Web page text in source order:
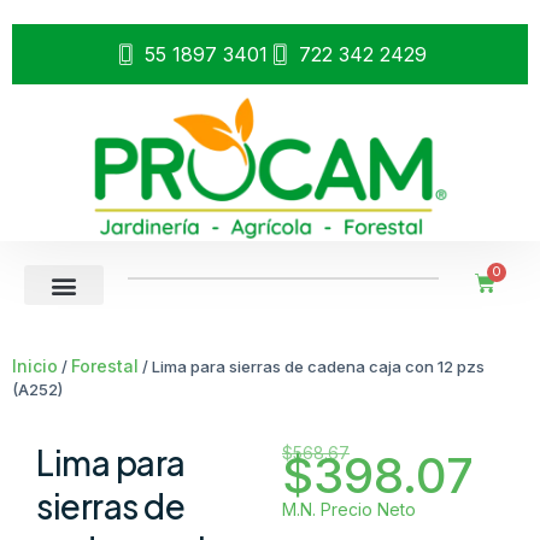
55 1897 3401 722 342 2429
0
Inicio / Forestal / Lima para sierras de cadena caja con 12 pzs
(A252)
Lima para
sierras de
$568.67
$398.07
M.N. Precio Neto